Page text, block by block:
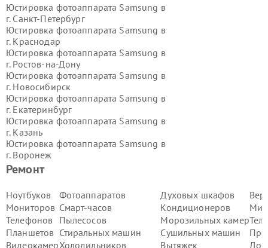
Ремонт
Ноутбуков
Мониторов
Телефонов
Планшетов
Видеокамер
Фотоаппаратов
Смарт-часов
Пылесосов
Стиральных машин
Холодильников
Духовых шкафов
Кондиционеров
Морозильных камер
Сушильных машин
Вытяжек
Юстировка фотоаппарата Samsung в
г. Санкт-Петербург
Юстировка фотоаппарата Samsung в
г. Краснодар
Юстировка фотоаппарата Samsung в
г. Ростов-на-Дону
Юстировка фотоаппарата Samsung в
г. Новосибирск
Юстировка фотоаппарата Samsung в
г. Екатеринбург
Юстировка фотоаппарата Samsung в
г. Казань
Юстировка фотоаппарата Samsung в
г. Воронеж
Юстировка фотоаппарата Samsung в
г. Волгоград
Юстировка фотоаппарата Samsung в
г.Самара
Юстировка фотоаппарата Samsung в
г.Пермь
Юстировка фотоаппарата Samsung в
г.Красноярск